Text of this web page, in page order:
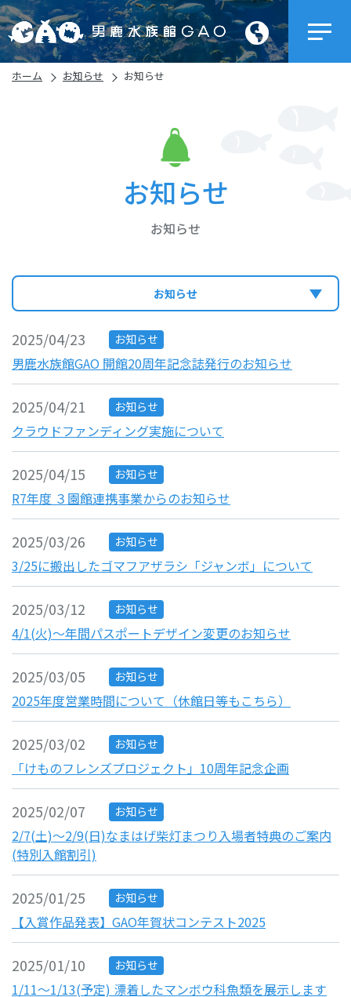
ホーム お知らせ お知らせ
お知らせ
お知らせ
お知らせ
2025/04/23 お知らせ
男鹿水族館GAO 開館20周年記念誌発行のお知らせ
2025/04/21 お知らせ
クラウドファンディング実施について
2025/04/15 お知らせ
R7年度 ３園館連携事業からのお知らせ
2025/03/26 お知らせ
3/25に搬出したゴマフアザラシ「ジャンボ」について
2025/03/12 お知らせ
4/1(火)～年間パスポートデザイン変更のお知らせ
2025/03/05 お知らせ
2025年度営業時間について（休館日等もこちら）
2025/03/02 お知らせ
「けものフレンズプロジェクト」10周年記念企画
2025/02/07 お知らせ
2/7(土)～2/9(日)なまはげ柴灯まつり入場者特典のご案内
(特別入館割引)
2025/01/25 お知らせ
【入賞作品発表】GAO年賀状コンテスト2025
2025/01/10 お知らせ
1/11～1/13(予定) 漂着したマンボウ科魚類を展示します